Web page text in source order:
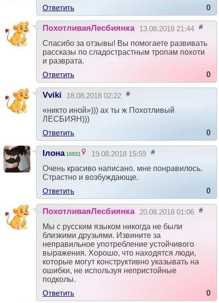
Ответить
0
ПохотливаяЛесбиянка 13.08.2018 21:44 #
Спасибо за отзывы! Вы помогаете развивать
рассказы по сладострастным тропам похоти
и разврата.
Ответить
0
Vviki 18.08.2018 02:22 #
«никто иной»))) ах ты ж Похотливый
ЛЕСБИЯН)))
Ответить
0
Ілона 16931 19.08.2018 15:59 #
Очень красиво написано. мне понравилось.
Страстно и возбуждающе.
Ответить
0
ПохотливаяЛесбиянка 20.08.2018 01:06 #
Мы с русским языком никогда не были
близкими друзьями. Извините за
неправильное употребление устойчивого
выражения. Хорошо, что находятся люди,
которые могут конструктивно указывать на
ошибки, не используя непристойные
подколы.
Ответить
0